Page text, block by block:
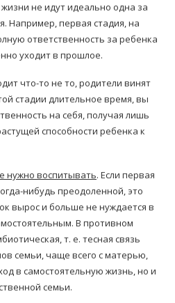
не идут идеально одна за
Например, первая стадия, на
ответственность за ребенка
уходит в прошлое.
что-то не то, родители винят
стадии длительное время, вы
на себя, получая лишь
способности ребенка к
нужно воспитывать. Если первая
нибудь преодоленной, это
вырос и больше не нуждается в
В противном
т. е. тесная связь
семьи, чаще всего с матерью,
в самостоятельную жизнь, но и
семьи.